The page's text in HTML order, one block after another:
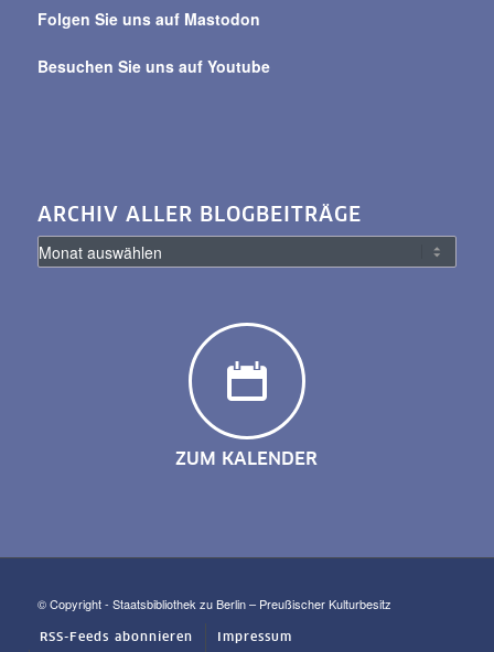
Folgen Sie uns auf Mastodon
Besuchen Sie uns auf Youtube
ARCHIV ALLER BLOGBEITRÄGE
ZUM KALENDER
© Copyright - Staatsbibliothek zu Berlin – Preußischer Kulturbesitz
RSS-Feeds abonnieren Impressum